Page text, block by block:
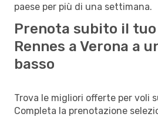
paese per più di una settimana.
Prenota subito il tuo
Rennes a Verona a
basso
Trova le migliori offerte per voli
Completa la prenotazione